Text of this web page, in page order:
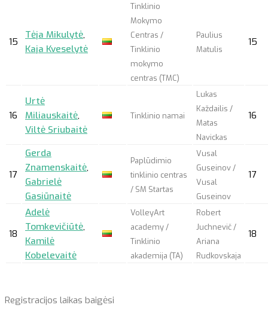
15
Tėja Mikulytė,
Kaja Kveselytė
Tinklinio
Mokymo
Centras /
Tinklinio
mokymo
centras (TMC)
Paulius
Matulis
15
16
Urtė
Miliauskaitė,
Viltė Sriubaitė
Tinklinio namai
Lukas
Každailis /
Matas
Navickas
16
17
Gerda
Znamenskaitė,
Gabrielė
Gasiūnaitė
Paplūdimio
tinklinio centras
/ SM Startas
Vusal
Guseinov /
Vusal
Guseinov
17
18
Adelė
Tomkevičiūtė,
Kamilė
Kobelevaitė
VolleyArt
academy /
Tinklinio
akademija (TA)
Robert
Juchnevič /
Ariana
Rudkovskaja
18
Registracijos laikas baigėsi